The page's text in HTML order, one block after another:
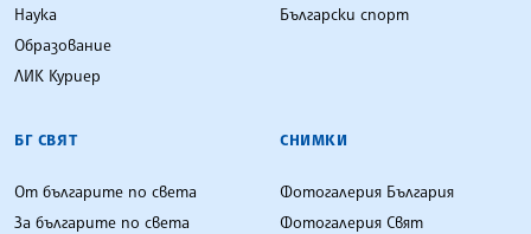
Наука
Образование
ЛИК Куриер
Български спорт
БГ СВЯТ
От българите по света
За българите по света
СНИМКИ
Фотогалерия България
Фотогалерия Свят